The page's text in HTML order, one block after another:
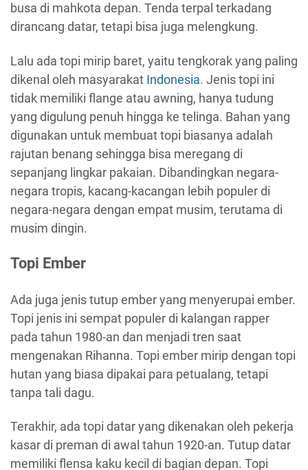
busa di mahkota depan. Tenda terpal terkadang
dirancang datar, tetapi bisa juga melengkung.
Lalu ada topi mirip baret, yaitu tengkorak yang paling
dikenal oleh masyarakat Indonesia. Jenis topi ini
tidak memiliki flange atau awning, hanya tudung
yang digulung penuh hingga ke telinga. Bahan yang
digunakan untuk membuat topi biasanya adalah
rajutan benang sehingga bisa meregang di
sepanjang lingkar pakaian. Dibandingkan negara-
negara tropis, kacang-kacangan lebih populer di
negara-negara dengan empat musim, terutama di
musim dingin.
Topi Ember
Ada juga jenis tutup ember yang menyerupai ember.
Topi jenis ini sempat populer di kalangan rapper
pada tahun 1980-an dan menjadi tren saat
mengenakan Rihanna. Topi ember mirip dengan topi
hutan yang biasa dipakai para petualang, tetapi
tanpa tali dagu.
Terakhir, ada topi datar yang dikenakan oleh pekerja
kasar di preman di awal tahun 1920-an. Tutup datar
memiliki flensa kaku kecil di bagian depan. Topi